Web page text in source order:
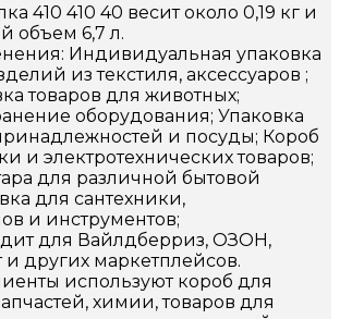
410 410 40 весит около 0,19 кг и
объем 6,7 л.
Индивидуальная упаковка
из текстиля, аксессуаров ;
товаров для животных;
оборудования; Упаковка
и посуды; Короб
и электротехнических товаров;
для различной бытовой
для сантехники,
и инструментов;
для Вайлдберриз, ОЗОН,
других маркетплейсов.
используют короб для
химии, товаров для